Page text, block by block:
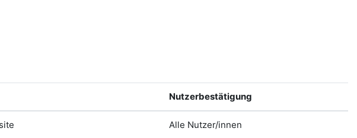
Nutzerbestätigung
Alle Nutzer/innen